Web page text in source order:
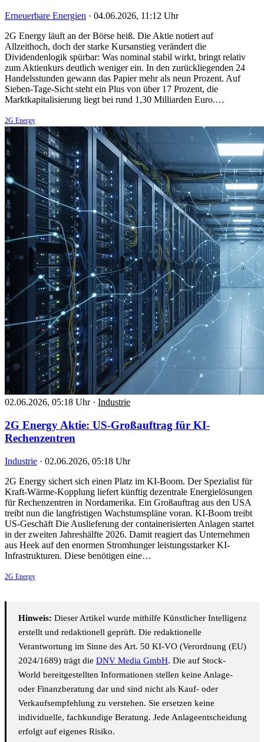
Erneuerbare Energien · 04.06.2026, 11:12 Uhr
2G Energy läuft an der Börse heiß. Die Aktie notiert auf
Allzeithoch, doch der starke Kursanstieg verändert die
Dividendenlogik spürbar: Was nominal stabil wirkt, bringt relativ
zum Aktienkurs deutlich weniger ein. In den zurückliegenden 24
Handelsstunden gewann das Papier mehr als neun Prozent. Auf
Sieben-Tage-Sicht steht ein Plus von über 17 Prozent, die
Marktkapitalisierung liegt bei rund 1,30 Milliarden Euro.…
2G Energy
02.06.2026, 05:18 Uhr · Industrie
2G Energy Aktie: US-Großauftrag für KI-
Rechenzentren
Industrie · 02.06.2026, 05:18 Uhr
2G Energy sichert sich einen Platz im KI-Boom. Der Spezialist für
Kraft-Wärme-Kopplung liefert künftig dezentrale Energielösungen
für Rechenzentren in Nordamerika. Ein Großauftrag aus den USA
treibt nun die langfristigen Wachstumspläne voran. KI-Boom treibt
US-Geschäft Die Auslieferung der containerisierten Anlagen startet
in der zweiten Jahreshälfte 2026. Damit reagiert das Unternehmen
aus Heek auf den enormen Stromhunger leistungsstarker KI-
Infrastrukturen. Diese benötigen eine…
2G Energy
Hinweis: Dieser Artikel wurde mithilfe Künstlicher Intelligenz
erstellt und redaktionell geprüft. Die redaktionelle
Verantwortung im Sinne des Art. 50 KI-VO (Verordnung (EU)
2024/1689) trägt die DNV Media GmbH. Die auf Stock-
World bereitgestellten Informationen stellen keine Anlage-
oder Finanzberatung dar und sind nicht als Kauf- oder
Verkaufsempfehlung zu verstehen. Sie ersetzen keine
individuelle, fachkundige Beratung. Jede Anlageentscheidung
erfolgt auf eigenes Risiko.